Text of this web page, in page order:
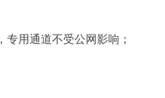
用通道不受公网影响；